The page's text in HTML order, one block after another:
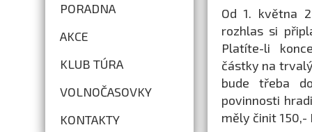
PORADNA
AKCE
KLUB TÚRA
VOLNOČASOVKY
KONTAKTY
Od 1. května
rozhlas si
Platíte-li
částky na
bude třeba
povinnosti
měly činit 150,-